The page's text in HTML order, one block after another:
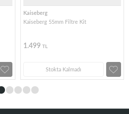
Kaiseberg
Kaiseberg 55mm Filtre Kit
1.499 TL
Stokta Kalmadı